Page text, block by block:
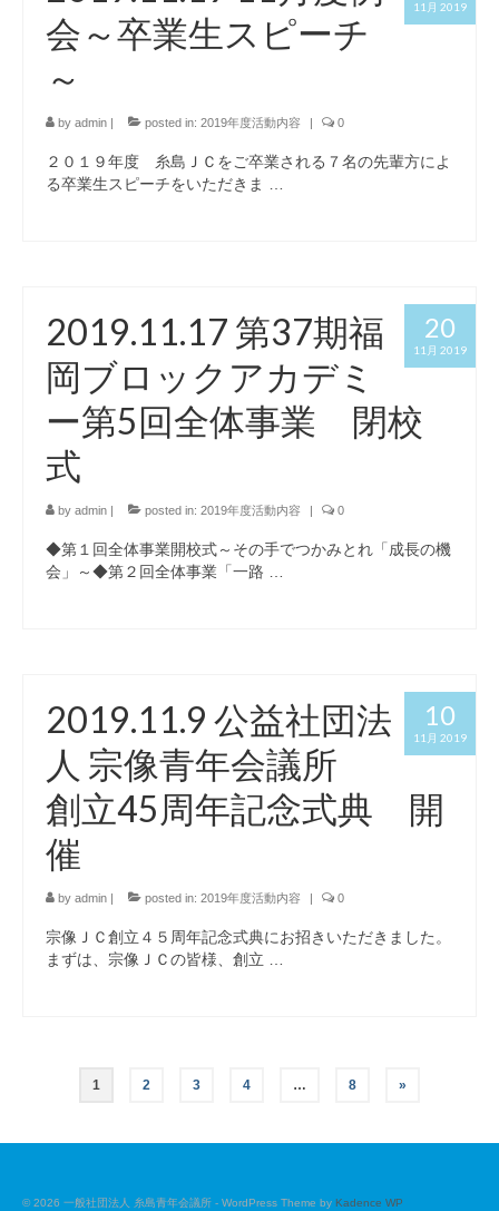
11月 2019
会～卒業生スピーチ
～
by admin | posted in: 2019年度活動内容 | 0
２０１９年度 糸島ＪＣをご卒業される７名の先輩方によ
る卒業生スピーチをいただきま …
20
11月 2019
2019.11.17 第37期福
岡ブロックアカデミ
ー第5回全体事業 閉校
式
by admin | posted in: 2019年度活動内容 | 0
◆第１回全体事業開校式～その手でつかみとれ「成長の機
会」～◆第２回全体事業「一路 …
10
11月 2019
2019.11.9 公益社団法
人 宗像青年会議所
創立45周年記念式典 開
催
by admin | posted in: 2019年度活動内容 | 0
宗像ＪＣ創立４５周年記念式典にお招きいただきました。
まずは、宗像ＪＣの皆様、創立 …
1 2 3 4 … 8 »
© 2026 一般社団法人 糸島青年会議所 - WordPress Theme by Kadence WP